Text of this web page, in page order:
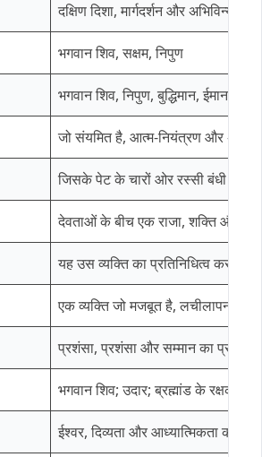
दक्षिण दिशा, मार्गदर्शन और अभिविन्यास
भगवान शिव, सक्षम, निपुण
भगवान शिव, निपुण, बुद्धिमान, ईमानदार
जो संयमित है, आत्म-नियंत्रण और
जिसके पेट के चारों ओर रस्सी बंधी है,
देवताओं के बीच एक राजा, शक्ति और
यह उस व्यक्ति का प्रतिनिधित्व करता
एक व्यक्ति जो मजबूत है, लचीलापन और
प्रशंसा, प्रशंसा और सम्मान का प्रतीक।
भगवान शिव; उदार; ब्रह्मांड के रक्षक
ईश्वर, दिव्यता और आध्यात्मिकता का